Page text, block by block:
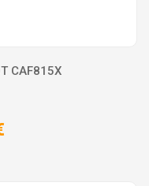
CAF815X